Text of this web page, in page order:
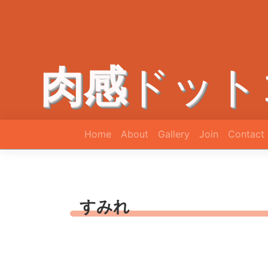
肉感ドッ
Home About Gallery Join Contact
すみれ